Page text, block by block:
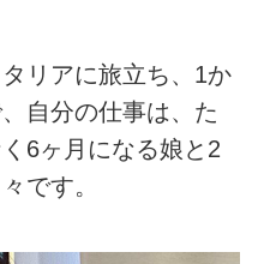
リアに旅立ち、1か
自分の仕事は、た
6ヶ月になる娘と2
です。